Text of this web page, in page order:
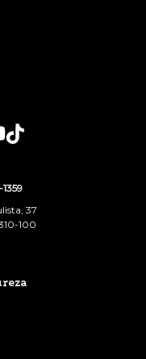
37
100